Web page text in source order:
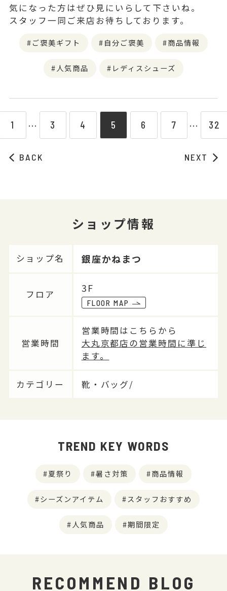
気になった方はぜひ見にいらして下さいね。
スタッフ一同ご来店お待ちしております。
ご褒美ギフト 自分ご褒美 商品情報
人気商品 レディスシューズ
BACK
1 ⋯ 3 4 5 6 7 ⋯ 32
NEXT
ショップ情報
ショップ名 銀座かねまつ
フロア
3F
FLOOR MAP
営業時間
営業時間はこちらから
大丸京都店の営業時間に準じ
ます。
カテゴリー 靴・バッグ/
TREND KEY WORDS
夏祭り 暑さ対策 商品情報
シーズンアイテム スタッフおすすめ
人気商品 期間限定
RECOMMEND BLOG